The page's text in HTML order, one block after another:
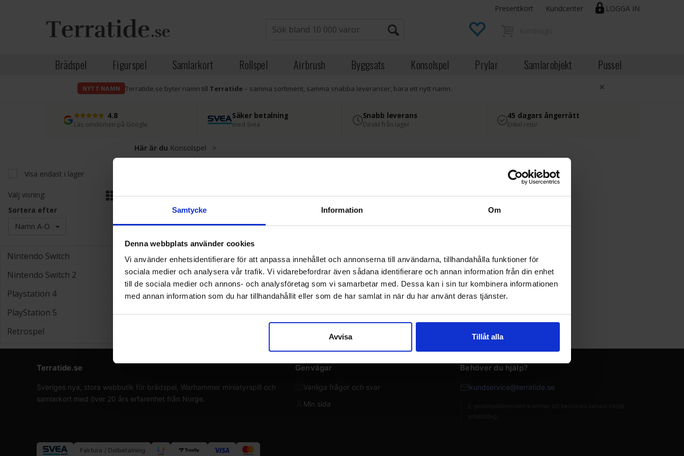
Samtycke Information Om
Denna webbplats använder cookies
Vi använder enhetsidentifierare för att anpassa innehållet och annonserna till användarna, tillhandahålla funktioner för
sociala medier och analysera vår trafik. Vi vidarebefordrar även sådana identifierare och annan information från din enhet
till de sociala medier och annons- och analysföretag som vi samarbetar med. Dessa kan i sin tur kombinera informationen
med annan information som du har tillhandahållit eller som de har samlat in när du har använt deras tjänster.
Avvisa Tillåt alla
LOGGA IN
Presentkort Kundcenter
Brädspel Figurspel Samlarkort Rollspel Airbrush Byggsats Konsolspel Prylar Samlarobjekt Pussel
NYTT NAMN Terratide.se byter namn till Terratide– samma sortiment, samma snabba leveranser, bara ett nytt namn. ×
4.8
Läs omdömen på Google
Säker betalning
med Svea
Snabb leverans
Direkt från lager
45 dagars ångerrätt
Enkel retur
Här är du Konsolspel >
Visa endast i lager
Välj visning:
Sortera efter
Namn A-Ö
Nintendo Switch
Nintendo Switch 2
Playstation 4
PlayStation 5
Retrospel
Terratide.se
Sveriges nya, stora webbutik för brädspel, Warhammer miniatyrspill och
samlarkort med över 20 års erfarenhet från Norge.
Genvägar
Vanliga frågor och svar
Min sida
Behöver du hjälp?
kundservice@terratide.se
Faktura / Delbetalning